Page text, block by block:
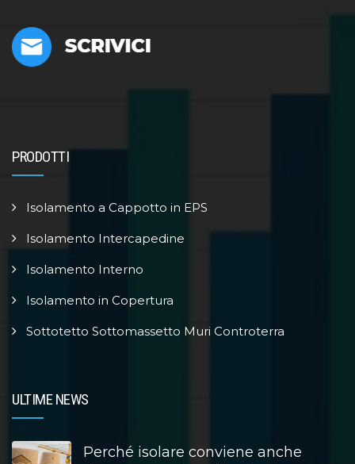
PRODOTTI
Isolamento a Cappotto in EPS
Isolamento Intercapedine
Isolamento Interno
Isolamento in Copertura
Sottotetto Sottomassetto Muri Controterra
ULTIME NEWS
Perché isolare conviene anche